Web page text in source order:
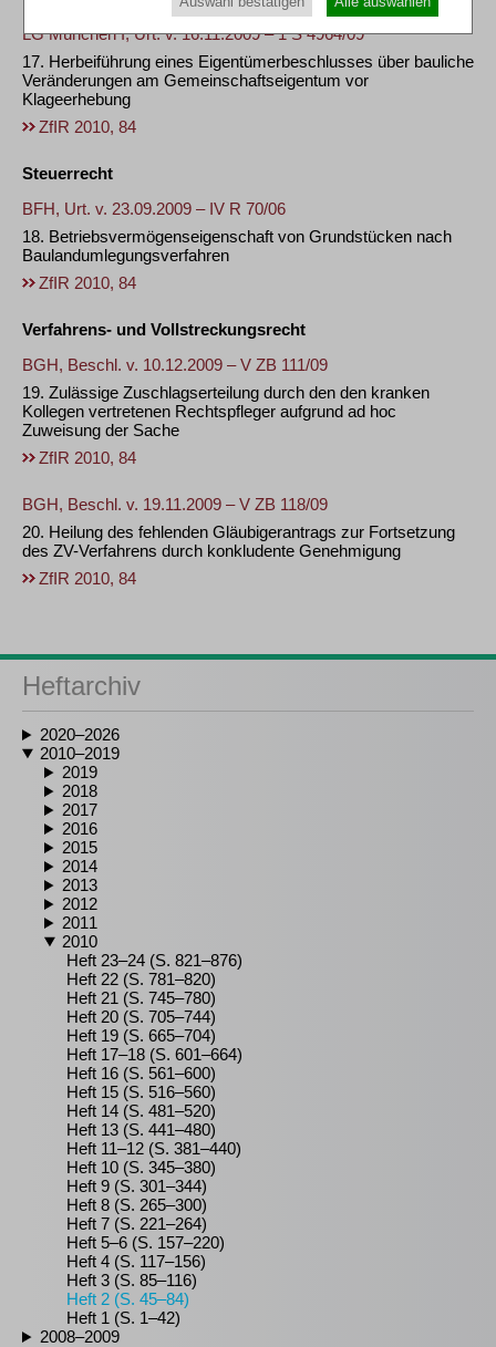
LG München I, Urt. v. 16.11.2009 – 1 S 4964/09
17. Herbeiführung eines Eigentümerbeschlusses über bauliche
Veränderungen am Gemeinschaftseigentum vor
Klageerhebung
ZfIR 2010, 84
Steuerrecht
BFH, Urt. v. 23.09.2009 – IV R 70/06
18. Betriebsvermögenseigenschaft von Grundstücken nach
Baulandumlegungsverfahren
ZfIR 2010, 84
Verfahrens- und Vollstreckungsrecht
BGH, Beschl. v. 10.12.2009 – V ZB 111/09
19. Zulässige Zuschlagserteilung durch den den kranken
Kollegen vertretenen Rechtspfleger aufgrund ad hoc
Zuweisung der Sache
ZfIR 2010, 84
BGH, Beschl. v. 19.11.2009 – V ZB 118/09
20. Heilung des fehlenden Gläubigerantrags zur Fortsetzung
des ZV-Verfahrens durch konkludente Genehmigung
ZfIR 2010, 84
Heftarchiv
2020–2026
2010–2019
2019
2018
2017
2016
2015
2014
2013
2012
2011
2010
Heft 23–24 (S. 821–876)
Heft 22 (S. 781–820)
Heft 21 (S. 745–780)
Heft 20 (S. 705–744)
Heft 19 (S. 665–704)
Heft 17–18 (S. 601–664)
Heft 16 (S. 561–600)
Heft 15 (S. 516–560)
Heft 14 (S. 481–520)
Heft 13 (S. 441–480)
Heft 11–12 (S. 381–440)
Heft 10 (S. 345–380)
Heft 9 (S. 301–344)
Heft 8 (S. 265–300)
Heft 7 (S. 221–264)
Heft 5–6 (S. 157–220)
Heft 4 (S. 117–156)
Heft 3 (S. 85–116)
Heft 2 (S. 45–84)
Heft 1 (S. 1–42)
2008–2009